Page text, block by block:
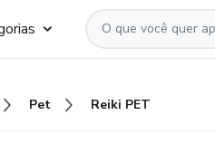
Pet Reiki PET